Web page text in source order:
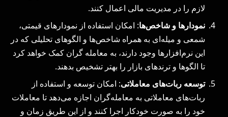
لازم را در مدیریت مالی اعمال کنند.
نمودارها و شاخص‌ها: امکان استفاده از نمودارهای قیمتی،
شمعی و میله‌ای به همراه شاخص‌ها و الگوهای تحلیلی که در
این نرم‌افزارها وجود دارند، به معامله ‌گران کمک خواهد کرد
تا الگوها و ترندهای بازار را بهتر تشخیص بدهند.
توسعه ربات‌های معاملاتی: امکان توسعه و استفاده از
ربات‌های معاملاتی به معامله‌گران اجازه می‌دهد تا معاملات
خود را به صورت خودکار اجرا کنند و از این طریق زمان و